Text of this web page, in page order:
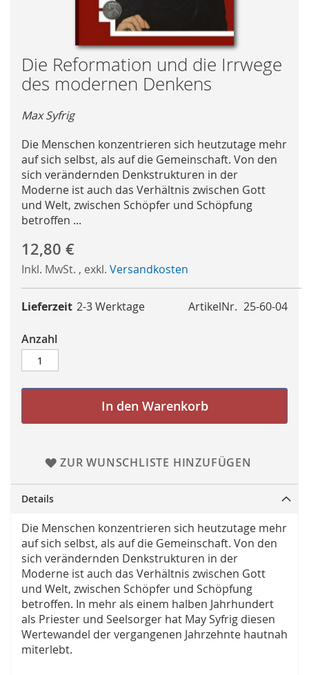
Skip
to
the
of
images
gallery
Die Reformation und die Irrwege
des modernen Denkens
Max Syfrig
Die Menschen konzentrieren sich heutzutage mehr
auf sich selbst, als auf die Gemeinschaft. Von den
sich verändernden Denkstrukturen in der
Moderne ist auch das Verhältnis zwischen Gott
und Welt, zwischen Schöpfer und Schöpfung
betroffen ...
12,80 €
Inkl. MwSt. , exkl. Versandkosten
ArtikelNr. 25-60-04
Lieferzeit 2-3 Werktage
Anzahl
In den Warenkorb
ZUR WUNSCHLISTE HINZUFÜGEN
Details
Die Menschen konzentrieren sich heutzutage mehr
auf sich selbst, als auf die Gemeinschaft. Von den
sich verändernden Denkstrukturen in der
Moderne ist auch das Verhältnis zwischen Gott
und Welt, zwischen Schöpfer und Schöpfung
betroffen. In mehr als einem halben Jahrhundert
als Priester und Seelsorger hat May Syfrig diesen
Wertewandel der vergangenen Jahrzehnte hautnah
miterlebt.